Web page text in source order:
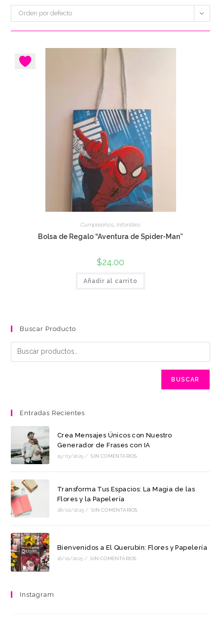
Orden por defecto
Cumpleaños, Infantiles
Bolsa de Regalo “Aventura de Spider-Man”
$24.00
Añadir al carrito
Buscar Producto
BUSCAR
Entradas Recientes
Crea Mensajes Únicos con Nuestro
Generador de Frases con IA
15/03/2025 / SIN COMENTARIOS
Transforma Tus Espacios: La Magia de las
Flores y la Papelería
28/02/2025 / SIN COMENTARIOS
Bienvenidos a El Querubín: Flores y Papelería
16/01/2025 / SIN COMENTARIOS
Instagram